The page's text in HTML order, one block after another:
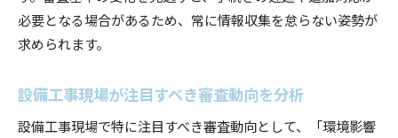
必要となる場合があるため、常に情報収集を怠らない姿勢が
求められます。
設備工事現場が注目すべき審査動向を分析
設備工事現場で特に注目すべき審査動向として、「環境影響